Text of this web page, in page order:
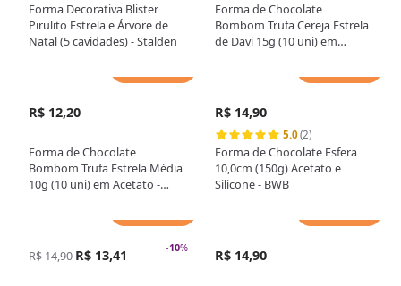
Forma Decorativa Blister
Pirulito Estrela e Árvore de
Natal (5 cavidades) - Stalden
Forma de Chocolate
Bombom Trufa Cereja Estrela
de Davi 15g (10 uni) em
R$ 12,20
Forma de Chocolate
Bombom Trufa Estrela Média
10g (10 uni) em Acetato -
R$ 14,90
5.0(2)
Forma de Chocolate Esfera
10,0cm (150g) Acetato e
Silicone - BWB
-10%
R$ 14,90 R$ 13,41 R$ 14,90